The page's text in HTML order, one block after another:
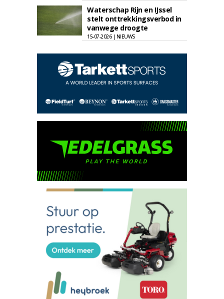
Waterschap Rijn en IJssel
stelt onttrekkingsverbod in
vanwege droogte
15-07-2026 | NIEUWS